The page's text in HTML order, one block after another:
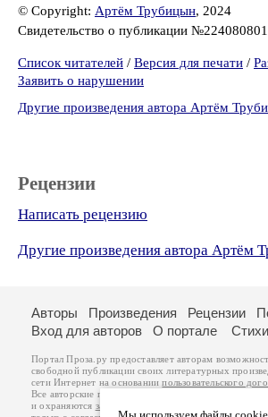
© Copyright: Артём Трубицын, 2024
Свидетельство о публикации
Список читателей / Версия для печати /
Заявить о нарушении
Другие произведения автора Артём
Рецензии
Написать рецензию
Другие произведения автора Артём
Авторы Произведения Рецензии
Вход для авторов
О портале
Портал Проза.ру предоставляет авторам
свободной публикации своих литературных
сети Интернет на основаниипользовательского
Все авторские права на произведения принадлежат
и охраняются законом
. Перепечатка произведений